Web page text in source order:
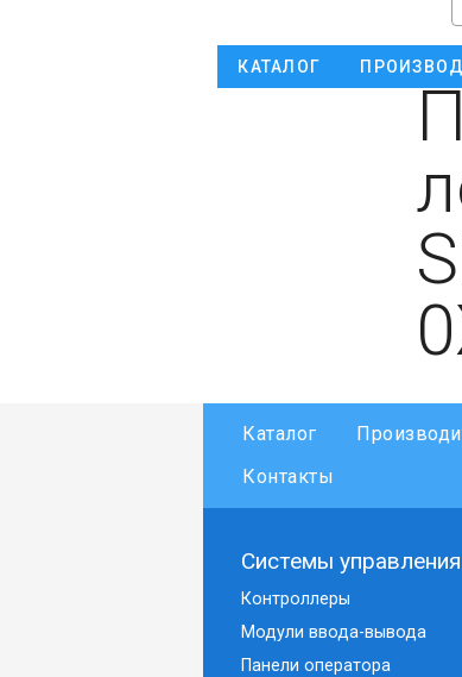
КАТАЛОГ
Каталог
Контакты
Системы управления
Контроллеры
Модули ввода-вывода
Панели оператора